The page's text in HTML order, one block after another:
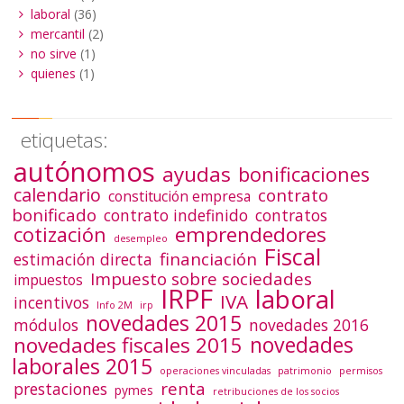
laboral (36)
mercantil (2)
no sirve (1)
quienes (1)
etiquetas:
autónomos ayudas bonificaciones
calendario constitución empresa contrato
bonificado contrato indefinido contratos
cotización desempleo emprendedores
estimación directa financiación Fiscal
impuestos Impuesto sobre sociedades
incentivos Info 2M irp IRPF IVA laboral
módulos novedades 2015 novedades 2016
novedades fiscales 2015 novedades
laborales 2015 operaciones vinculadas patrimonio permisos
prestaciones pymes renta retribuciones de los socios